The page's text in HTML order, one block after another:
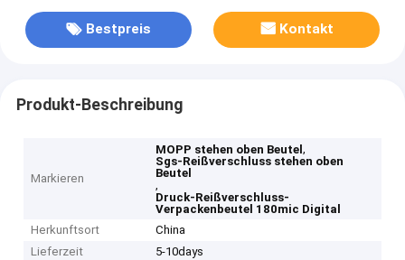
Bestpreis Kontakt
Produkt-Beschreibung
Markieren
MOPP stehen oben Beutel,
Sgs-Reißverschluss stehen oben
Beutel
,
Druck-Reißverschluss-
Verpackenbeutel 180mic Digital
Herkunftsort
China
Lieferzeit
5-10days